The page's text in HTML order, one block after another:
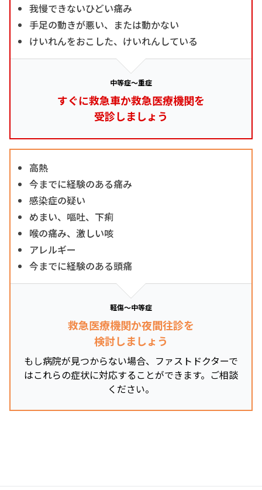
我慢できないひどい痛み
手足の動きが悪い、または動かない
けいれんをおこした、けいれんしている
中等症～重症
すぐに救急車か救急医療機関を
受診しましょう
高熱
今までに経験のある痛み
感染症の疑い
めまい、嘔吐、下痢
喉の痛み、激しい咳
アレルギー
今までに経験のある頭痛
軽傷～中等症
救急医療機関か夜間往診を
検討しましょう
もし病院が見つからない場合、ファストドクターで
はこれらの症状に対応することができます。ご相談
ください。